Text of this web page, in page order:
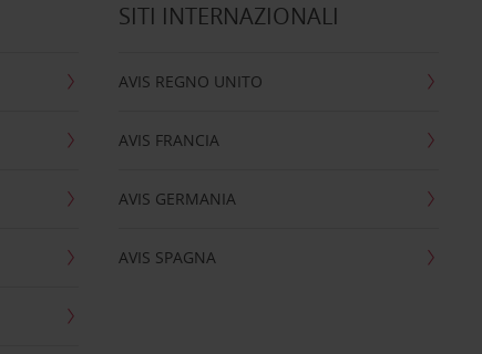
SITI INTERNAZIONALI
AVIS REGNO UNITO
AVIS FRANCIA
AVIS GERMANIA
AVIS SPAGNA